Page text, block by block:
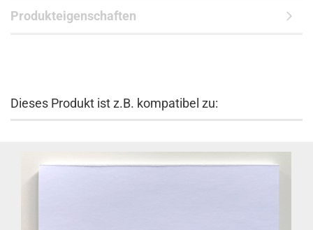
Produkteigenschaften
Dieses Produkt ist z.B. kompatibel zu: